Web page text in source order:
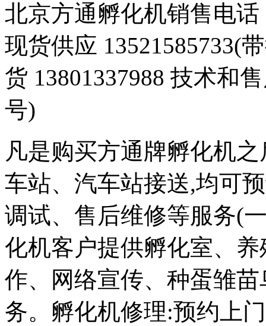
北京方通孵化机销售电话
现货供应 13521585733(
货 13801337988 技术和
号)
凡是购买方通牌孵化机
车站、汽车站接送,均可
调试、售后维修等服务(
化机客户提供孵化室、
作、网络宣传、种蛋雏
务。孵化机修理:预约上